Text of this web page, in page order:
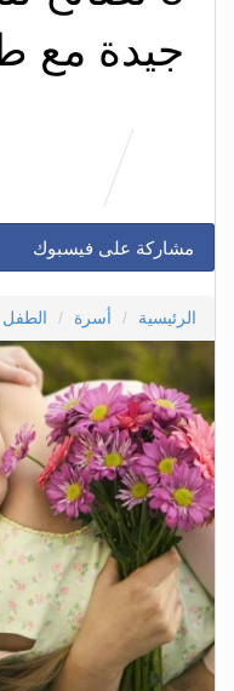
جيدة مع
مشاركة على فيسبوك
الرئيسية أسرة الطفل